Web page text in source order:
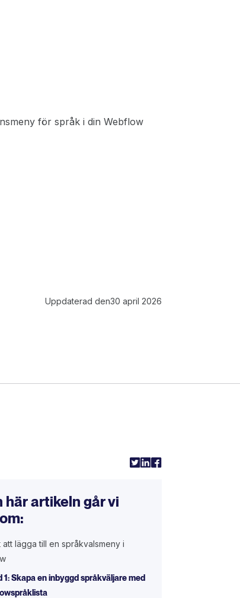
Uppdaterad den30 april 2026
här artikeln går vi
att lägga till en språkvalsmeny i
1: Skapa en inbyggd språkväljare med